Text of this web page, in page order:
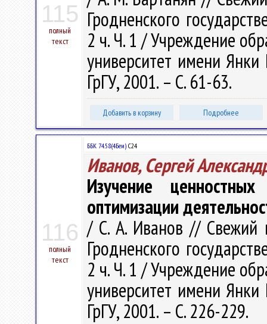
115
полный
текст
Гродненского
2 ч. Ч. 1 / Учреждение
университет имени
ГрГУ, 2001. – С. 61-63.
Добавить в корзину Подробнее
116
полный
текст
ББК 74.58(4Беи) С24
Иванов, Сергей
Изучение
оптимизации
/ С. А. Иванов // Свежий
Гродненского
2 ч. Ч. 1 / Учреждение
университет имени
ГрГУ, 2001. – С. 226-229.